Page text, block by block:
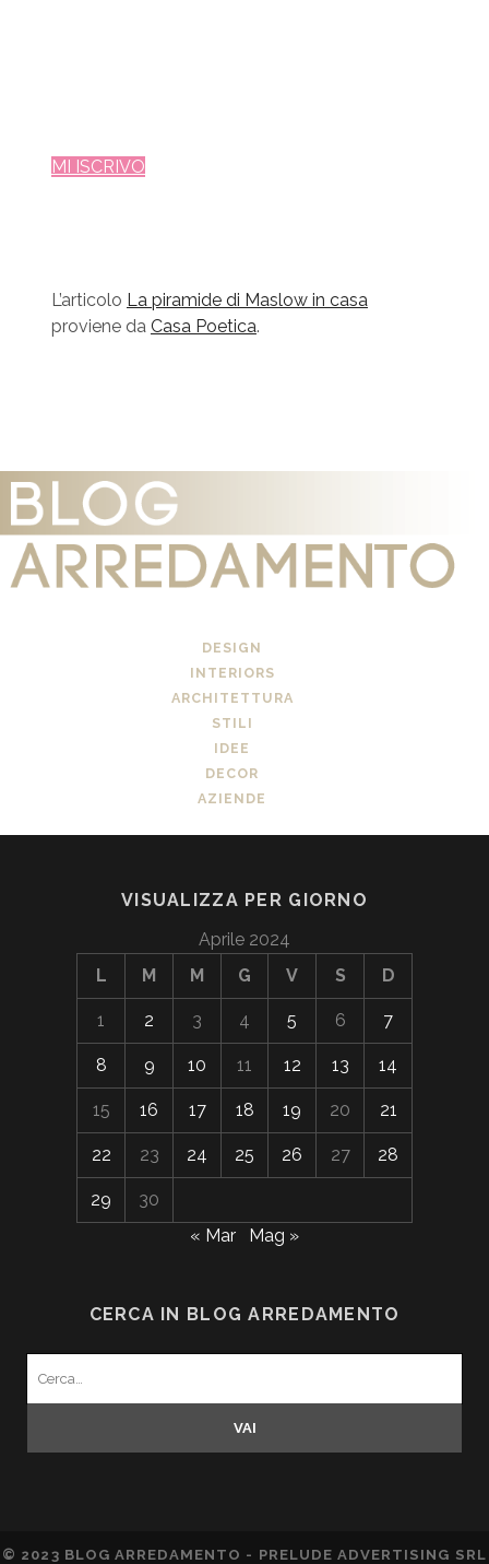
MI ISCRIVO
L’articolo La piramide di Maslow in casa
proviene da Casa Poetica.
DESIGN
INTERIORS
ARCHITETTURA
STILI
IDEE
DECOR
AZIENDE
VISUALIZZA PER GIORNO
Aprile 2024
L
M M G V S D
1 2 3 4 5 6 7
8 9 10 11 12 13 14
15 16 17 18 19 20 21
22 23 24 25 26 27 28
29
30
« Mar
Mag »
CERCA IN BLOG ARREDAMENTO
© 2023 BLOG ARREDAMENTO - PRELUDE ADVERTISING SRL